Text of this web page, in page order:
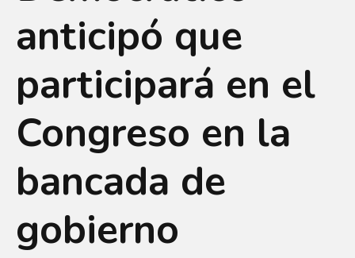
anticipó que
participará en el
Congreso en la
bancada de
gobierno